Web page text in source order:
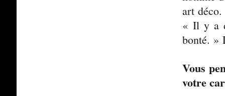
art
« Il y a
bonté. »
Vous
votre